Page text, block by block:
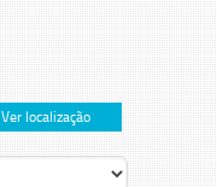
Ver localização